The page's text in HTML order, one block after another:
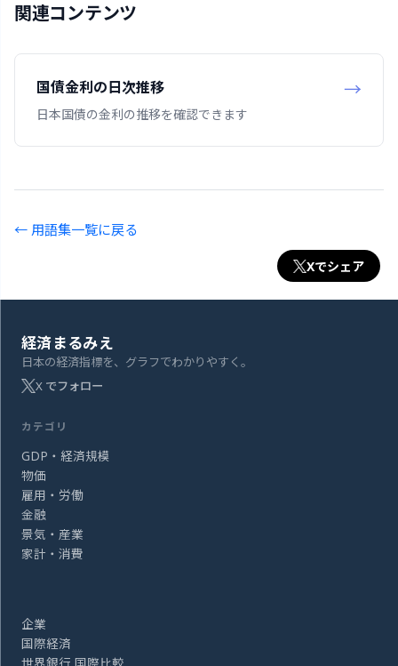
関連コンテンツ
国債金利の日次推移
日本国債の金利の推移を確認できます
← 用語集一覧に戻る
Xでシェア
経済まるみえ
日本の経済指標を、グラフでわかりやすく。
X でフォロー
カテゴリ
GDP・経済規模
物価
雇用・労働
金融
景気・産業
家計・消費
企業
国際経済